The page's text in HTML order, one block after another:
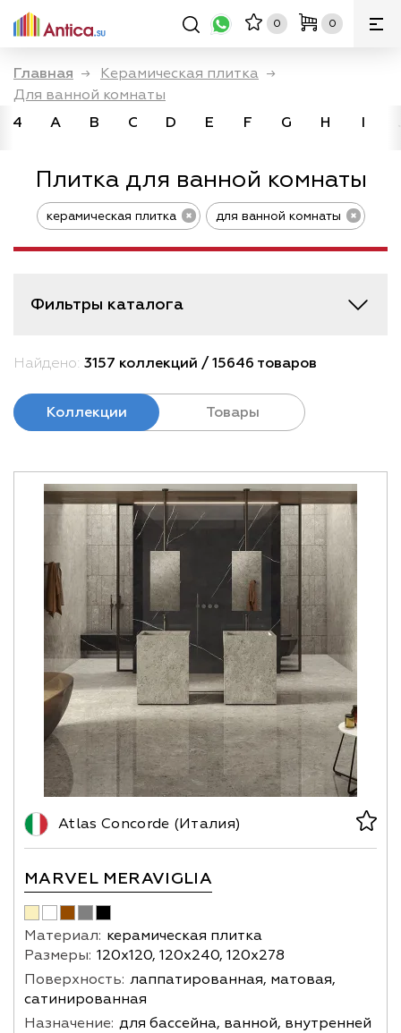
0 0
Главная → Керамическая плитка →
Для ванной комнаты
4
A B C D E F G H I
Плитка для ванной комнаты
керамическая плитка для ванной комнаты
Коллекции Товары
Найдено: 3157 коллекций / 15646 товаров
Фильтры каталога
Atlas Concorde (Италия)
MARVEL MERAVIGLIA
Материал: керамическая плитка
Размеры: 120х120, 120х240, 120х278
Поверхность: лаппатированная, матовая,
сатинированная
Назначение: для бассейна, ванной, внутренней